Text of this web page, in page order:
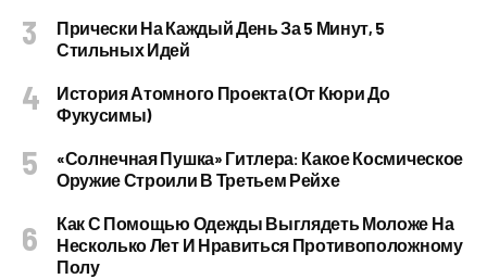
Прически На Каждый День За 5 Минут, 5
Стильных Идей
История Атомного Проекта (от Кюри До
Фукусимы)
«Солнечная Пушка» Гитлера: Какое Космическое
Оружие Строили В Третьем Рейхе
Как С Помощью Одежды Выглядеть Моложе На
Несколько Лет И Нравиться Противоположному
Полу